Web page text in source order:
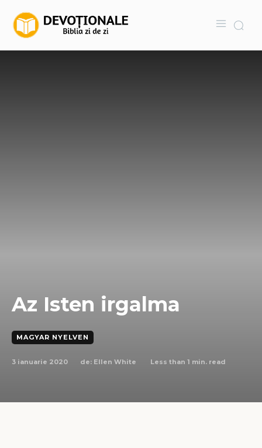
Az Isten irgalma
MAGYAR NYELVEN
3 ianuarie 2020 de: Ellen White Less than 1 min. read